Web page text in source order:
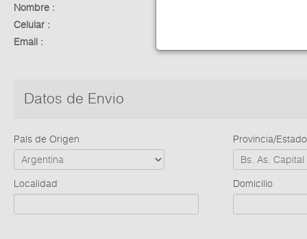
Nombre :
Celular :
Email :
Datos de Envio
País de Origen Provincia/Estado
Localidad Domicilio